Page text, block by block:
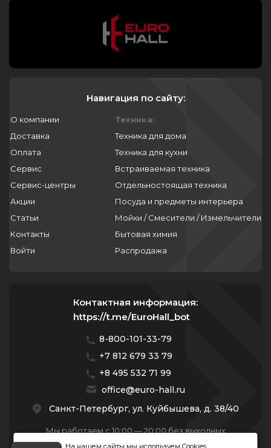
Навигация по сайту:
О компании
Доставка
Оплата
Сервис
Сервис-центры
Акции
Статьи
Контакты
Войти
Техника:
Техника для дома
Техника для кухни
Встраиваемая техника
Отдельностоящая техника
Посуда и предметы интерьера
Мойки / Смесители / Измельчители
Бытовая химия
Распродажа
Контактная информация:
https://t.me/EuroHall_bot
8-800-101-33-79
+7 812 679 33 79
+8 495 532 71 99
office@euro-hall.ru
Санкт-Петербург, ул. Куйбышева, д. 38/40
Мы работаем с 10:00 — 20:00 без выходных
На нашем сайты мы используем Cookies